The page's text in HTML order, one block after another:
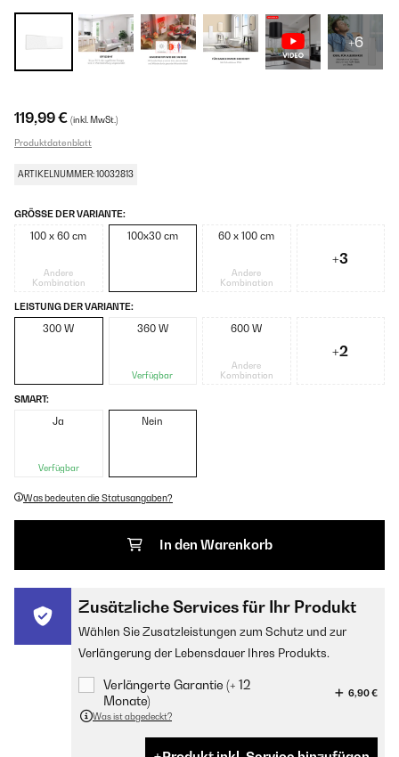
+6
119,99 € (inkl. MwSt.)
Produktdatenblatt
ARTIKELNUMMER: 10032813
GRÖSSE DER VARIANTE:
100 x 60 cm
Andere
Kombination
100x30 cm 60 x 100 cm
Andere
Kombination
+3
LEISTUNG DER VARIANTE:
300 W 360 W
Verfügbar
600 W
Andere
Kombination
+2
SMART:
Ja
Verfügbar
Nein
Was bedeuten die Statusangaben?
In den Warenkorb
Zusätzliche Services für Ihr Produkt
Wählen Sie Zusatzleistungen zum Schutz und zur
Verlängerung der Lebensdauer Ihres Produkts.
Verlängerte Garantie (+ 12
Monate)
6,90 €
Was ist abgedeckt?